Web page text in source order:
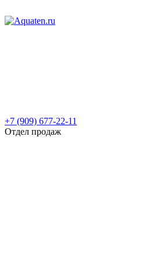
+7 (909) 677-22-11
Отдел продаж